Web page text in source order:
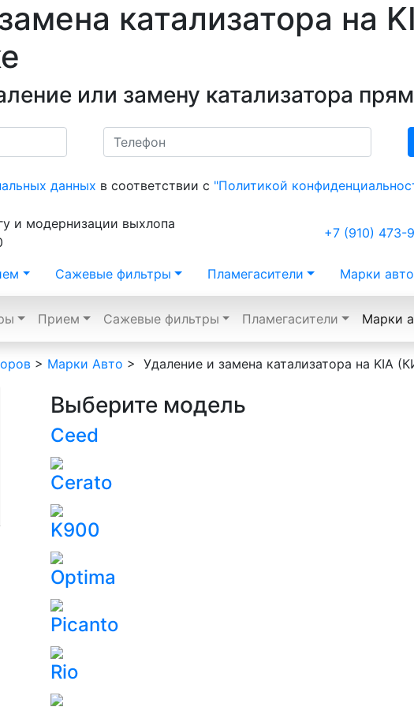
катализатора на
или замену катализатора
данных в соответствии с "Политикой
и модернизации выхлопа
+7 (910) 473-
Сажевые фильтры Пламегасители Марки авто
Прием Сажевые фильтры Пламегасители Марки
> Марки Авто > Удаление и замена катализатора на KIA
Выберите модель
Ceed
Cerato
K900
Optima
Picanto
Rio